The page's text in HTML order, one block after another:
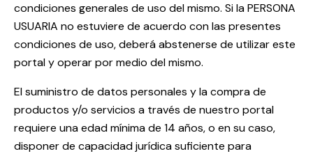
condiciones generales de uso del mismo. Si la PERSONA
USUARIA no estuviere de acuerdo con las presentes
condiciones de uso, deberá abstenerse de utilizar este
portal y operar por medio del mismo.
El suministro de datos personales y la compra de
productos y/o servicios a través de nuestro portal
requiere una edad mínima de 14 años, o en su caso,
disponer de capacidad jurídica suficiente para